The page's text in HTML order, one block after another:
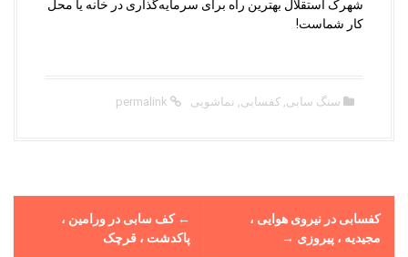
شهرک استقلال بهترین راه برای سرمایه‌گذاری در خانه یا محل
کار شماست!
سنگ سابی کفسابی نماشویی
← کف سابی در ورامین ،
پاکدشت ، قرچک
کفسابی در نیروی هوایی ،
مجیدیه ، پیروزی →